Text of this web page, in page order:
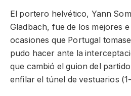
El portero helvético, Yann
Gladbach, fue de los mejores
ocasiones que Portugal
pudo hacer ante la
que cambió el guion del
enfilar el túnel de vestuarios